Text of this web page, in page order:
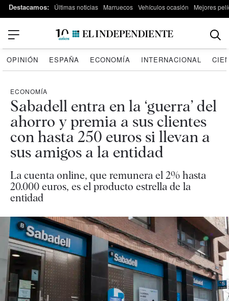
Destacamos: Últimas noticias Marruecos Vehículos ocasión Mejores
OPINIÓN ESPAÑA ECONOMÍA INTERNACIONAL
ECONOMÍA
Sabadell entra en la ‘guerra’ del
ahorro y premia a sus clientes
con hasta 250 euros si llevan a
sus amigos a la entidad
La cuenta online, que remunera el 2% hasta
20.000 euros, es el producto estrella de la
entidad